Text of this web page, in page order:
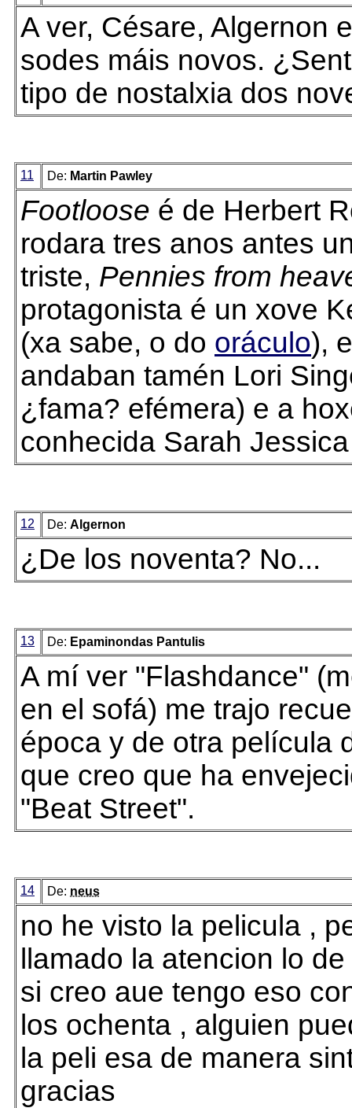
A ver, Césare, Algernon
sodes máis novos.
tipo de nostalxia dos
11 De: Martin Pawley
Footloose é de Herbert
rodara tres anos antes
triste, Pennies from
protagonista é un xove
(xa sabe, o do oráculo),
andaban tamén Lori
¿fama? efémera) e a
conhecida Sarah
12 De: Algernon
¿De los noventa? No...
13 De: Epaminondas Pantulis
A mí ver "Flashdance"
en el sofá) me trajo
época y de otra película
que creo que ha
"Beat Street".
14 De: neus
no he visto la pelicula ,
llamado la atencion lo
si creo aue tengo eso
los ochenta , alguien
la peli esa de manera
gracias